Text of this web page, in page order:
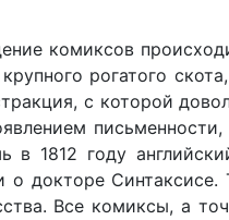
комиксов
рогатого
с которой
1812 году
о докторе
Все комиксы, а